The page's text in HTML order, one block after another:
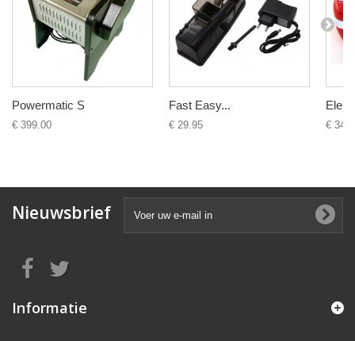
Powermatic S
€ 399.00
Fast Easy...
€ 29.95 €
Nieuwsbrief
Informatie